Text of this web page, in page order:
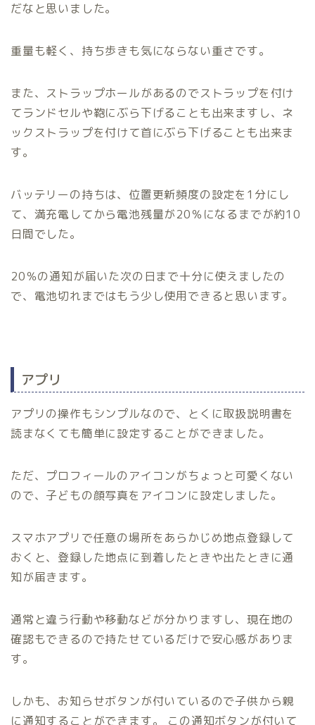
だなと思いました。
重量も軽く、持ち歩きも気にならない重さです。
また、ストラップホールがあるのでストラップを付け
てランドセルや鞄にぶら下げることも出来ますし、ネ
ックストラップを付けて首にぶら下げることも出来ま
す。
バッテリーの持ちは、位置更新頻度の設定を1分にし
て、満充電してから電池残量が20％になるまでが約10
日間でした。
20％の通知が届いた次の日まで十分に使えましたの
で、電池切れまではもう少し使用できると思います。
アプリ
アプリの操作もシンプルなので、とくに取扱説明書を
読まなくても簡単に設定することができました。
ただ、プロフィールのアイコンがちょっと可愛くない
ので、子どもの顔写真をアイコンに設定しました。
スマホアプリで任意の場所をあらかじめ地点登録して
おくと、登録した地点に到着したときや出たときに通
知が届きます。
通常と違う行動や移動などが分かりますし、現在地の
確認もできるので持たせているだけで安心感がありま
す。
しかも、お知らせボタンが付いているので子供から親
に通知することができます。 この通知ボタンが付いて